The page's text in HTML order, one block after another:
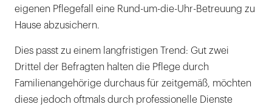
eigenen Pflegefall eine Rund-um-die-Uhr-Betreuung zu
Hause abzusichern.
Dies passt zu einem langfristigen Trend: Gut zwei
Drittel der Befragten halten die Pflege durch
Familienangehörige durchaus für zeitgemäß, möchten
diese jedoch oftmals durch professionelle Dienste